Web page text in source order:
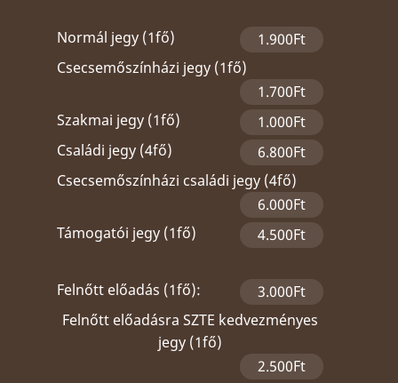
Normál jegy (1fő)
1.900Ft
Csecsemőszínházi jegy (1fő)
1.700Ft
Szakmai jegy (1fő)
1.000Ft
Családi jegy (4fő)
6.800Ft
Csecsemőszínházi családi jegy (4fő)
6.000Ft
Támogatói jegy (1fő)
4.500Ft
Felnőtt előadás (1fő):
3.000Ft
Felnőtt előadásra SZTE kedvezményes
jegy (1fő)
2.500Ft